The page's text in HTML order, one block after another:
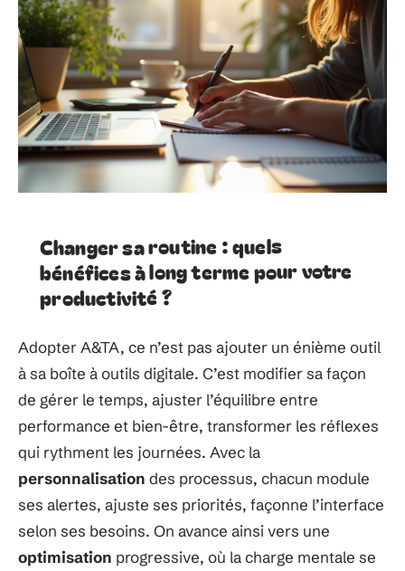
Changer sa routine : quels
bénéfices à long terme pour votre
productivité ?
Adopter A&TA, ce n’est pas ajouter un énième outil
à sa boîte à outils digitale. C’est modifier sa façon
de gérer le temps, ajuster l’équilibre entre
performance et bien-être, transformer les réflexes
qui rythment les journées. Avec la
personnalisation des processus, chacun module
ses alertes, ajuste ses priorités, façonne l’interface
selon ses besoins. On avance ainsi vers une
optimisation progressive, où la charge mentale se